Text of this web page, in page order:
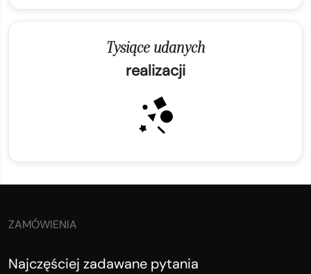
Tysiące udanych
realizacji
ZAMÓWIENIA
Najczęściej zadawane pytania